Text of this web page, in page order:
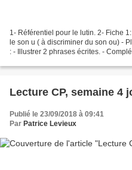
1- Référentiel pour le lutin. 2- Fiche
le son u ( à discriminer du son ou) -
: - Illustrer 2 phrases écrites. -
Lecture CP, semaine 4
Publié le 23/09/2018 à 09:41
Par Patrice Levieux